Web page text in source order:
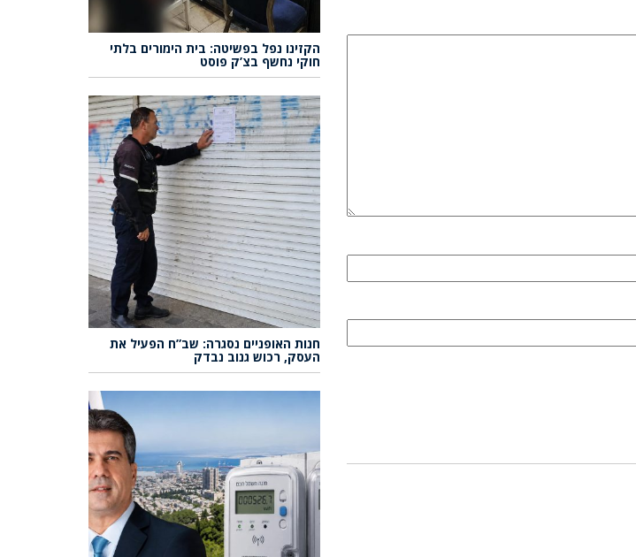
הקזינו נפל בפשיטה: בית הימורים בלתי
חוקי נחשף בצ’ק פוסט
חנות האופניים נסגרה: שב”ח הפעיל את
העסק, רכוש גנוב נבדק